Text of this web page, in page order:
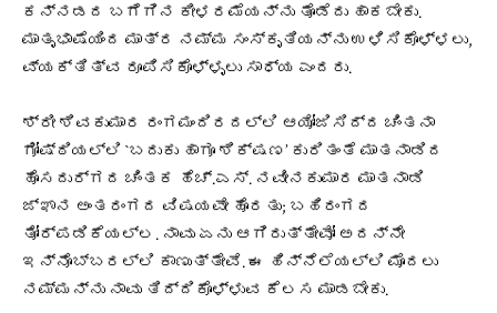
ಕನ್ನಡದ ಬಗೆಗಿನ ಕೀಳರಮೆಯನ್ನು ತೊಡೆದು ಹಾಕಬೇಕು.
ಮಾತೃಭಾಷೆಯಿಂದ ಮಾತ್ರ ನಮ್ಮ ಸಂಸ್ಕೃತಿಯನ್ನು ಉಳಿಸಿಕೊಳ್ಳಲು,
ವ್ಯಕ್ತಿತ್ವ ರೂಪಿಸಿಕೊಳ್ಳೃಲು ಸಾಧ್ಯ ಎಂದರು.
ಶ್ರೀ ಶಿವಕುಮಾರ ರಂಗಮಂದಿರದಲ್ಲಿ ಆಯೋಜಿಸಿದ್ದ ಚಿಂತನಾ
ಗೋಷ್ಠಿಯಲ್ಲಿ `ಬದುಕು ಹಾಗೂ ಶಿಕ್ಷಣ’ ಕುರಿತಂತೆ ಮಾತನಾಡಿದ
ಹೊಸದುರ್ಗದ ಚಿಂತಕ ಹೆಚ್.ಎಸ್. ನವೀನಕುಮಾರ ಮಾತನಾಡಿ
ಜ್ಞಾನ ಅಂತರಂಗದ ವಿಷಯವೇ ಹೊರತು; ಬಹಿರಂಗದ
ತೋರ್ಪಡಿಕೆಯಲ್ಲ. ನಾವು ಏನು ಆಗಿರುತ್ತೇವೋ ಅದನ್ನೇ
ಇನ್ನೊಬ್ಬರಲ್ಲಿ ಕಾಣುತ್ತೇವೆ. ಈ ಹಿನ್ನೆಲೆಯಲ್ಲಿ ಮೊದಲು
ನಮ್ಮನ್ನು ನಾವು ತಿದ್ದಿಕೊಳ್ಳುವ ಕೆಲಸ ಮಾಡಬೇಕು.